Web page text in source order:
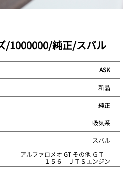
/1000000/純正/スバル
ASK
新品
純正
吸気系
スバル
アルファロメオ GT その他 ＧＴ
１５６ ＪＴＳエンジン